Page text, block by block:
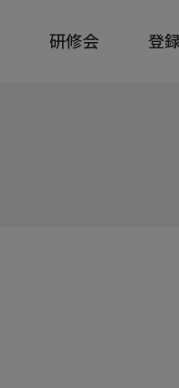
研修会 登